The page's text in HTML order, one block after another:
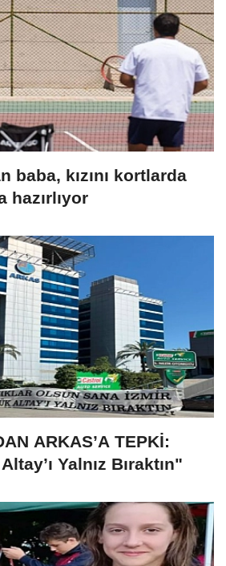
baba, kızını kortlarda
hazırlıyor
ARKAS’A TEPKİ:
Yalnız Bıraktın"